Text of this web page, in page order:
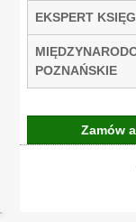
EKSPERT
POZNAŃSKIE
Zamów